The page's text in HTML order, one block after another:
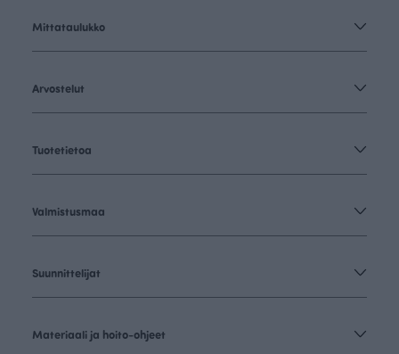
Mittataulukko
Arvostelut
Tuotetietoa
Valmistusmaa
Suunnittelijat
Materiaali ja hoito-ohjeet